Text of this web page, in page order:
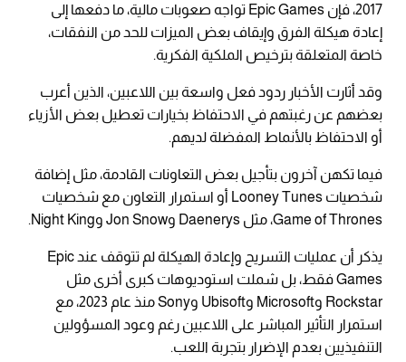
2017، فإن Epic Games تواجه صعوبات مالية، ما دفعها إلى
إعادة هيكلة الفرق وإيقاف بعض الميزات للحد من النفقات،
خاصة المتعلقة بترخيص الملكية الفكرية.
وقد أثارت الأخبار ردود فعل واسعة بين اللاعبين، الذين أعرب
بعضهم عن رغبتهم في الاحتفاظ بخيارات تعطيل بعض الأزياء
أو الاحتفاظ بالأنماط المفضلة لديهم.
فيما تكهن آخرون بتأجيل بعض التعاونات القادمة، مثل إضافة
شخصيات Looney Tunes أو استمرار التعاون مع شخصيات
Game of Thrones، مثل Daenerys وJon Snow وNight King.
يذكر أن عمليات التسريح وإعادة الهيكلة لم تتوقف عند Epic
Games فقط، بل شملت استوديوهات كبرى أخرى مثل
Rockstar وMicrosoft وUbisoft وSony منذ عام 2023، مع
استمرار التأثير المباشر على اللاعبين رغم وعود المسؤولين
التنفيذيين بعدم الإضرار بتجربة اللعب.